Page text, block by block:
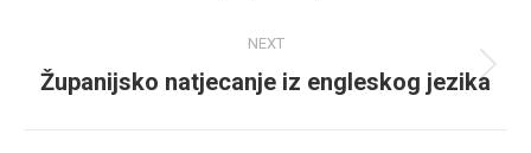
NEXT
Next
Županijsko natjecanje iz engleskog jezika